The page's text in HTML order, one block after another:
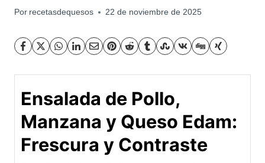
Por recetasdequesos 22 de noviembre de 2025
Ensalada de Pollo,
Manzana y Queso Edam:
Frescura y Contraste